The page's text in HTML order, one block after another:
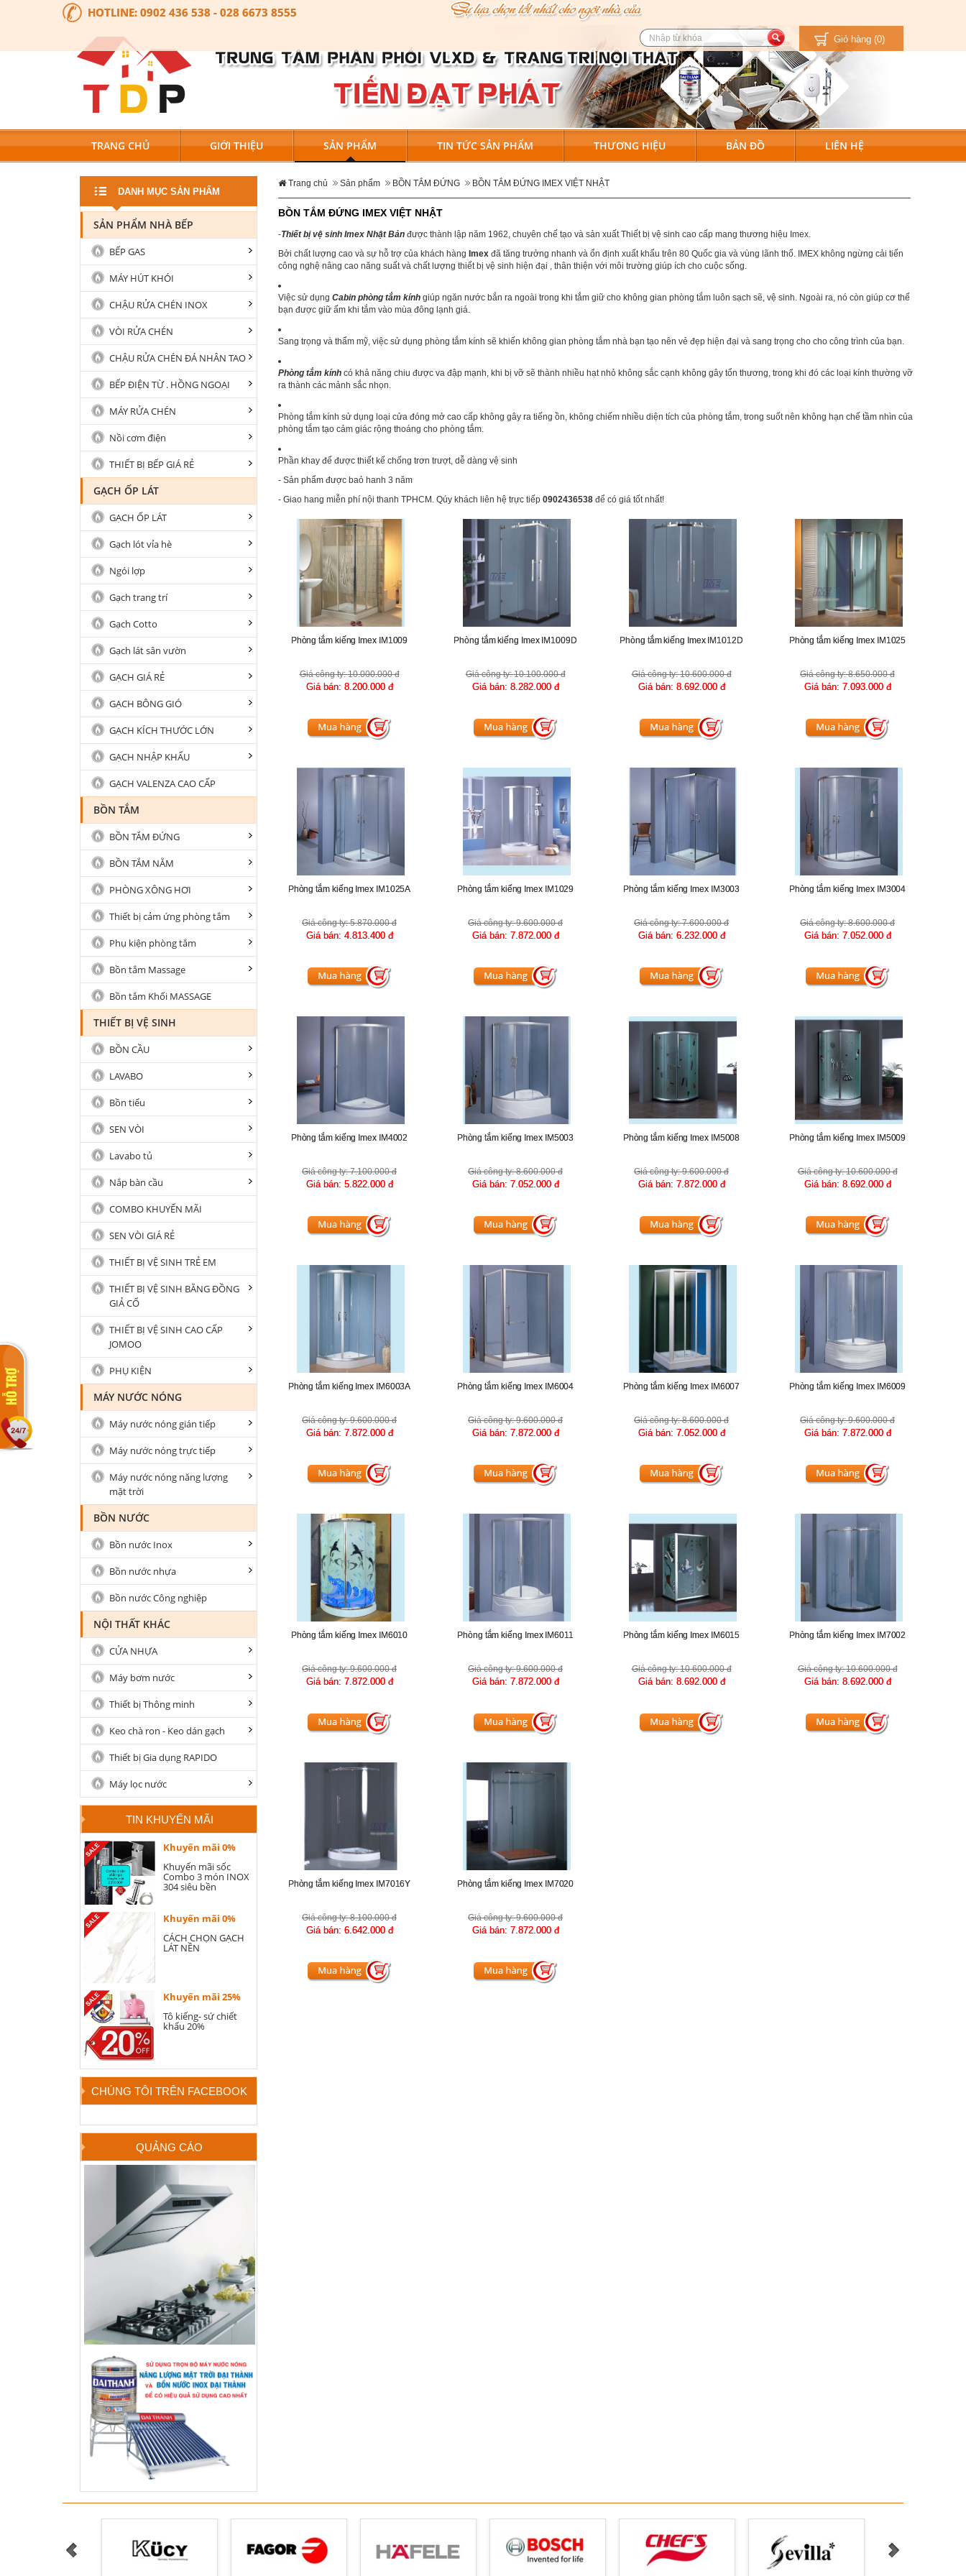
HOTLINE: 0902 436 538 - 028 6673 8555
Giỏ hàng (0)
Trang chủ Sản phẩm BỒN TẮM ĐỨNG BỒN TẮM ĐỨNG IMEX VIỆT NHẬT
BỒN TẮM ĐỨNG IMEX VIỆT NHẬT
-Thiết bị vệ sinh Imex Nhật Bản được thành lập năm 1962, chuyên chế tạo và sản xuất Thiết bị vệ sinh cao cấp mang thương hiệu Imex.
Bởi chất lượng cao và sự hỗ trợ của khách hàng Imex đã tăng trưởng nhanh và ổn định xuất khẩu trên 80 Quốc gia và vùng lãnh thổ. IMEX không ngừng cải tiến
công nghệ nâng cao năng suất và chất lượng thiết bị vệ sinh hiện đại , thân thiện với môi trường giúp ích cho cuộc sống.
Việc sử dụng Cabin phòng tắm kính giúp ngăn nước bắn ra ngoài trong khi tắm giữ cho không gian phòng tắm luôn sạch sẽ, vệ sinh. Ngoài ra, nó còn giúp cơ thể
bạn được giữ ấm khi tắm vào mùa đông lạnh giá.
Sang trọng và thẩm mỹ, việc sử dụng phòng tắm kính sẽ khiến không gian phòng tắm nhà bạn tạo nên vẻ đẹp hiện đại và sang trọng cho cho công trình của bạn.
Phòng tắm kính có khả năng chiu được va đập mạnh, khi bị vỡ sẽ thành nhiều hạt nhỏ không sắc cạnh không gây tổn thương, trong khi đó các loại kính thường vỡ
ra thành các mảnh sắc nhọn.
Phòng tắm kính sử dụng loại cửa đóng mở cao cấp không gây ra tiếng ồn, không chiếm nhiều diện tích của phòng tắm, trong suốt nên không hạn chế tầm nhìn của
phòng tắm tạo cảm giác rộng thoáng cho phòng tắm.
Phần khay đế được thiết kế chống trơn trượt, dễ dàng vệ sinh
- Sản phẩm được baỏ hanh 3 năm
- Giao hang miễn phí nội thanh TPHCM. Qúy khách liên hệ trực tiếp 0902436538 để có giá tốt nhất!
Phòng tắm kiếng Imex IM1009
Giá công ty:10.000.000 đ
Giá bán: 8.200.000 đ
Phòng tắm kiếng Imex IM1009D
Giá công ty:10.100.000 đ
Giá bán: 8.282.000 đ
Phòng tắm kiếng Imex IM1012D
Giá công ty:10.600.000 đ
Giá bán: 8.692.000 đ
Phòng tắm kiếng Imex IM1025
Giá công ty:8.650.000 đ
Giá bán: 7.093.000 đ
Phòng tắm kiếng Imex IM1025A
Giá công ty:5.870.000 đ
Giá bán: 4.813.400 đ
Phòng tắm kiếng Imex IM1029
Giá công ty:9.600.000 đ
Giá bán: 7.872.000 đ
Phòng tắm kiếng Imex IM3003
Giá công ty:7.600.000 đ
Giá bán: 6.232.000 đ
Phòng tắm kiếng Imex IM3004
Giá công ty:8.600.000 đ
Giá bán: 7.052.000 đ
Phòng tắm kiếng Imex IM4002
Giá công ty:7.100.000 đ
Giá bán: 5.822.000 đ
Phòng tắm kiếng Imex IM5003
Giá công ty:8.600.000 đ
Giá bán: 7.052.000 đ
Phòng tắm kiếng Imex IM5008
Giá công ty:9.600.000 đ
Giá bán: 7.872.000 đ
Phòng tắm kiếng Imex IM5009
Giá công ty:10.600.000 đ
Giá bán: 8.692.000 đ
Phòng tắm kiếng Imex IM6003A
Giá công ty:9.600.000 đ
Giá bán: 7.872.000 đ
Phòng tắm kiếng Imex IM6004
Giá công ty:9.600.000 đ
Giá bán: 7.872.000 đ
Phòng tắm kiếng Imex IM6007
Giá công ty:8.600.000 đ
Giá bán: 7.052.000 đ
Phòng tắm kiếng Imex IM6009
Giá công ty:9.600.000 đ
Giá bán: 7.872.000 đ
Phòng tắm kiếng Imex IM6010
Giá công ty:9.600.000 đ
Giá bán: 7.872.000 đ
Phòng tắm kiếng Imex IM6011
Giá công ty:9.600.000 đ
Giá bán: 7.872.000 đ
Phòng tắm kiếng Imex IM6015
Giá công ty:10.600.000 đ
Giá bán: 8.692.000 đ
Phòng tắm kiếng Imex IM7002
Giá công ty:10.600.000 đ
Giá bán: 8.692.000 đ
Phòng tắm kiếng Imex IM7016Y
Giá công ty:8.100.000 đ
Giá bán: 6.642.000 đ
Phòng tắm kiếng Imex IM7020
Giá công ty:9.600.000 đ
Giá bán: 7.872.000 đ
DANH MỤC SẢN PHẨM
SẢN PHẨM NHÀ BẾP
BẾP GAS
MÁY HÚT KHÓI
CHẬU RỬA CHÉN INOX
VÒI RỬA CHÉN
CHẬU RỬA CHÉN ĐÁ NHÂN TAO
BẾP ĐIỆN TỪ . HỒNG NGOẠI
MÁY RỬA CHÉN
Nồi cơm điện
THIẾT BỊ BẾP GIÁ RẺ
GẠCH ỐP LÁT
GẠCH ỐP LÁT
Gạch lót vỉa hè
Ngói lợp
Gạch trang trí
Gạch Cotto
Gạch lát sân vườn
GẠCH GIÁ RẺ
GẠCH BÔNG GIÓ
GẠCH KÍCH THƯỚC LỚN
GẠCH NHẬP KHẨU
GẠCH VALENZA CAO CẤP
BỒN TẮM
BỒN TẮM ĐỨNG
BỒN TẮM NẰM
PHÒNG XÔNG HƠI
Thiết bị cảm ứng phòng tắm
Phụ kiện phòng tắm
Bồn tắm Massage
Bồn tắm Khối MASSAGE
THIẾT BỊ VỆ SINH
BỒN CẦU
LAVABO
Bồn tiểu
SEN VÒI
Lavabo tủ
Nắp bàn cầu
COMBO KHUYẾN MÃI
SEN VÒI GIÁ RẺ
THIẾT BỊ VỆ SINH TRẺ EM
THIẾT BỊ VỆ SINH BẰNG ĐỒNG
GIẢ CỔ
THIẾT BỊ VỆ SINH CAO CẤP
JOMOO
PHỤ KIỆN
MÁY NƯỚC NÓNG
Máy nước nóng gián tiếp
Máy nước nóng trực tiếp
Máy nước nóng năng lượng
mặt trời
BỒN NƯỚC
Bồn nước Inox
Bồn nước nhựa
Bồn nước Công nghiệp
NỘI THẤT KHÁC
CỬA NHỰA
Máy bơm nước
Thiết bị Thông minh
Keo chà ron - Keo dán gạch
Thiết bị Gia dụng RAPIDO
Máy lọc nước
TIN KHUYẾN MÃI
Khuyến mãi 0%
Khuyến mãi sốc
Combo 3 món INOX
304 siêu bền
Khuyến mãi 0%
CÁCH CHỌN GẠCH
LÁT NỀN
Khuyến mãi 25%
Tô kiếng- sứ chiết
khấu 20%
CHÚNG TÔI TRÊN FACEBOOK
QUẢNG CÁO
TRANG CHỦ GIỚI THIỆU SẢN PHẨM TIN TỨC SẢN PHẨM THƯƠNG HIỆU BẢN ĐỒ LIÊN HỆ